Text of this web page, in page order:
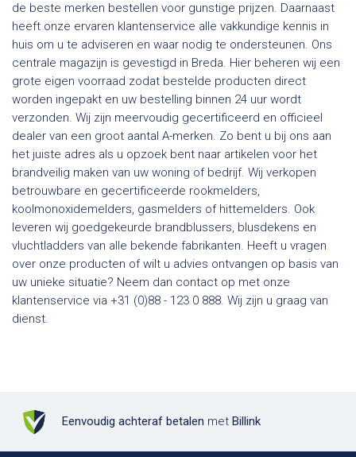
de beste merken bestellen voor gunstige prijzen. Daarnaast
heeft onze ervaren klantenservice alle vakkundige kennis in
huis om u te adviseren en waar nodig te ondersteunen. Ons
centrale magazijn is gevestigd in Breda. Hier beheren wij een
grote eigen voorraad zodat bestelde producten direct
worden ingepakt en uw bestelling binnen 24 uur wordt
verzonden. Wij zijn meervoudig gecertificeerd en officieel
dealer van een groot aantal A-merken. Zo bent u bij ons aan
het juiste adres als u opzoek bent naar artikelen voor het
brandveilig maken van uw woning of bedrijf. Wij verkopen
betrouwbare en gecertificeerde rookmelders,
koolmonoxidemelders, gasmelders of hittemelders. Ook
leveren wij goedgekeurde brandblussers, blusdekens en
vluchtladders van alle bekende fabrikanten. Heeft u vragen
over onze producten of wilt u advies ontvangen op basis van
uw unieke situatie? Neem dan contact op met onze
klantenservice via +31 (0)88 - 123 0 888. Wij zijn u graag van
dienst.
Eenvoudig achteraf betalen met Billink